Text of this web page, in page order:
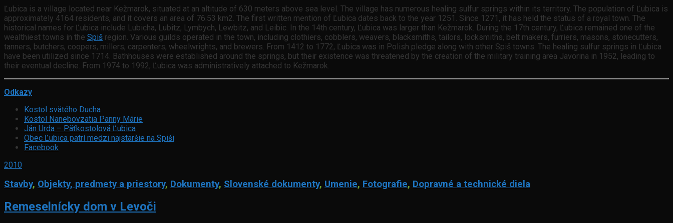
Ľubica is a village located near Kežmarok, situated at an altitude of 630 meters above sea level. The village has numerous healing sulfur springs within its territory. The population of Ľubica is
approximately 4164 residents, and it covers an area of 76.53 km2. The first written mention of Ľubica dates back to the year 1251. Since 1271, it has held the status of a royal town. The
historical names for Ľubica include Lubicha, Lubitz, Lymbych, Lewbitz, and Leibic. In the 14th century, Ľubica was larger than Kežmarok. During the 17th century, Ľubica remained one of the
wealthiest towns in the Spiš region. Various guilds operated in the town, including clothiers, cobblers, weavers, blacksmiths, tailors, locksmiths, belt makers, furriers, masons, stonecutters,
tanners, butchers, coopers, millers, carpenters, wheelwrights, and brewers. From 1412 to 1772, Ľubica was in Polish pledge along with other Spiš towns. The healing sulfur springs in Ľubica
have been utilized since 1714. Bathhouses were established around the springs, but their existence was threatened by the creation of the military training area Javorina in 1952, leading to
their eventual decline. From 1974 to 1992, Ľubica was administratively attached to Kežmarok.
Odkazy
Kostol svätého Ducha
Kostol Nanebovzatia Panny Márie
Ján Urda – Päťkostolová Ľubica
Obec Ľubica patrí medzi najstaršie na Spiši
Facebook
2010
Stavby, Objekty, predmety a priestory, Dokumenty, Slovenské dokumenty, Umenie, Fotografie, Dopravné a technické diela
Remeselnícky dom v Levoči